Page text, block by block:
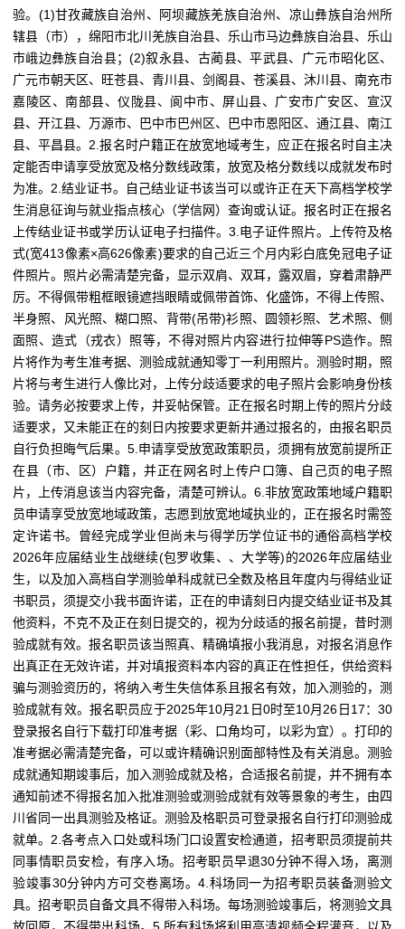
验。(1)甘孜藏族自治州、阿坝藏族羌族自治州、凉山彝族自治州所
辖县（市），绵阳市北川羌族自治县、乐山市马边彝族自治县、乐山
市峨边彝族自治县；(2)叙永县、古蔺县、平武县、广元市昭化区、
广元市朝天区、旺苍县、青川县、剑阁县、苍溪县、沐川县、南充市
嘉陵区、南部县、仪陇县、阆中市、屏山县、广安市广安区、宣汉
县、开江县、万源市、巴中市巴州区、巴中市恩阳区、通江县、南江
县、平昌县。2.报名时户籍正在放宽地域考生，应正在报名时自主决
定能否申请享受放宽及格分数线政策，放宽及格分数线以成就发布时
为准。2.结业证书。自己结业证书该当可以或许正在天下高档学校学
生消息征询与就业指点核心（学信网）查询或认证。报名时正在报名
上传结业证书或学历认证电子扫描件。3.电子证件照片。上传符及格
式(宽413像素×高626像素)要求的自己近三个月内彩白底免冠电子证
件照片。照片必需清楚完备，显示双肩、双耳，露双眉，穿着肃静严
厉。不得佩带粗框眼镜遮挡眼睛或佩带首饰、化盛饰，不得上传照、
半身照、风光照、糊口照、背带(吊带)衫照、圆领衫照、艺术照、侧
面照、造式（戎衣）照等，不得对照片内容进行拉伸等PS造作。照
片将作为考生准考据、测验成就通知零丁一利用照片。测验时期，照
片将与考生进行人像比对，上传分歧适要求的电子照片会影响身份核
验。请务必按要求上传，并妥帖保管。正在报名时期上传的照片分歧
适要求，又未能正在的刻日内按要求更新并通过报名的，由报名职员
自行负担晦气后果。5.申请享受放宽政策职员，须拥有放宽前提所正
在县（市、区）户籍，并正在网名时上传户口簿、自己页的电子照
片，上传消息该当内容完备，清楚可辨认。6.非放宽政策地域户籍职
员申请享受放宽地域政策，志愿到放宽地域执业的，正在报名时需签
定许诺书。曾经完成学业但尚未与得学历学位证书的通俗高档学校
2026年应届结业生战继续(包罗收集、、大学等)的2026年应届结业
生，以及加入高档自学测验单科成就已全数及格且年度内与得结业证
书职员，须提交小我书面许诺，正在的申请刻日内提交结业证书及其
他资料，不克不及正在刻日提交的，视为分歧适的报名前提，昔时测
验成就有效。报名职员该当照真、精确填报小我消息，对报名消息作
出真正在无效许诺，并对填报资料本内容的真正在性担任，供给资料
骗与测验资历的，将纳入考生失信体系且报名有效，加入测验的，测
验成就有效。报名职员应于2025年10月21日0时至10月26日17：30
登录报名自行下载打印准考据（彩、口角均可，以彩为宜）。打印的
准考据必需清楚完备，可以或许精确识别面部特性及有关消息。测验
成就通知期竣事后，加入测验成就及格，合适报名前提，并不拥有本
通知前述不得报名加入批准测验或测验成就有效等景象的考生，由四
川省同一出具测验及格证。测验及格职员可登录报名自行打印测验成
就单。2.各考点入口处或科场门口设置安检通道，招考职员须提前共
同事情职员安检，有序入场。招考职员早退30分钟不得入场，离测
验竣事30分钟内方可交卷离场。4.科场同一为招考职员装备测验文
具。招考职员自备文具不得带入科场。每场测验竣事后，将测验文具